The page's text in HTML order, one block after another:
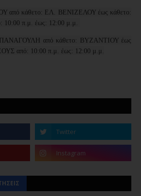
από κάθετο: ΕΛ. ΒΕΝΙΖΕΛΟΥ έως κάθετο:
π.μ. έως: 12:00 μ.μ.
από κάθετο: ΒΥΖΑΝΤΙΟΥ έως
από: 10:00 π.μ. έως: 12:00 μ.μ.